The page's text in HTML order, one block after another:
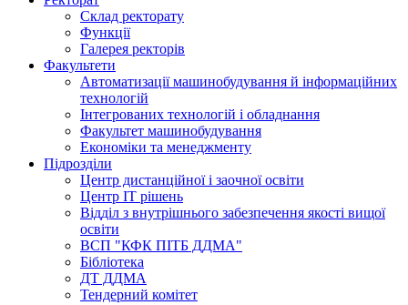
Склад ректорату
Функції
Галерея ректорів
Факультети
Автоматизації машинобудування й інформаційних
технологій
Інтегрованих технологій і обладнання
Факультет машинобудування
Економіки та менеджменту
Підрозділи
Центр дистанційної і заочної освіти
Центр ІТ рішень
Відділ з внутрішнього забезпечення якості вищої
освіти
ВСП "КФК ПІТБ ДДМА"
Бібліотека
ДТ ДДМА
Тендерний комітет